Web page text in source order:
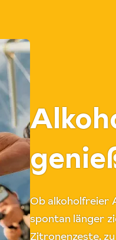
Ob alkoholfreier
spontan länger
Zitronenzeste,